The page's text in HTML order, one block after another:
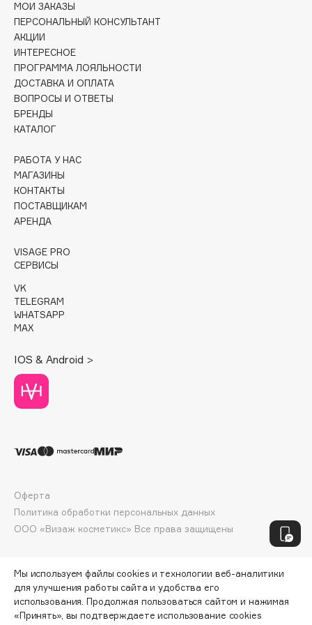
Финал лета
Adele for you
Aesop
Age Stop
ЭКСКЛЮЗИВ
Ajmal
Alix Avien
AMAN
Amina Daudova Brushes
Amouage
Amuleto Di Casa
Angiopharm
Annbeauty
Anua
Apadent
Apagard
Archetype
Architect Demidoff
Art&Fact
Astra
Atelier Rebul
МОИ ЗАКАЗЫ
ПЕРСОНАЛЬНЫЙ КОНСУЛЬТАНТ
АКЦИИ
ИНТЕРЕСНОЕ
ПРОГРАММА ЛОЯЛЬНОСТИ
ДОСТАВКА И ОПЛАТА
ВОПРОСЫ И ОТВЕТЫ
БРЕНДЫ
КАТАЛОГ
РАБОТА У НАС
МАГАЗИНЫ
КОНТАКТЫ
ПОСТАВЩИКАМ
АРЕНДА
VISAGE PRO
СЕРВИСЫ
VK
TELEGRAM
WHATSAPP
MAX
IOS & Android >
ООО «Визаж косметикс» Все права защищены
Оферта
Политика обработки персональных данных
Мы используем файлы cookies и технологии веб-аналитики
для улучшения работы сайта и удобства его
использования. Продолжая пользоваться сайтом и нажимая
«Принять», вы подтверждаете использование cookies